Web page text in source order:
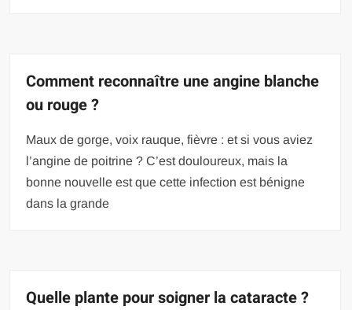
Comment reconnaître une angine blanche
ou rouge ?
Maux de gorge, voix rauque, fièvre : et si vous aviez
l’angine de poitrine ? C’est douloureux, mais la
bonne nouvelle est que cette infection est bénigne
dans la grande
Quelle plante pour soigner la cataracte ?